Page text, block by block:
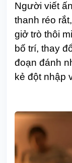
Người viết
thanh réo
giở trò thôi
bố trí, thay
đoạn đánh
kẻ đột nhập